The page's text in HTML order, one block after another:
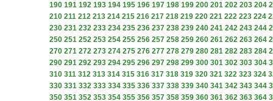
190 191 192 193 194 195 196 197 198 199 200 201 202 203 204
210 211 212 213 214 215 216 217 218 219 220 221 222 223 224
230 231 232 233 234 235 236 237 238 239 240 241 242 243 244
250 251 252 253 254 255 256 257 258 259 260 261 262 263 264
270 271 272 273 274 275 276 277 278 279 280 281 282 283 284
290 291 292 293 294 295 296 297 298 299 300 301 302 303 304
310 311 312 313 314 315 316 317 318 319 320 321 322 323 324
330 331 332 333 334 335 336 337 338 339 340 341 342 343 344
350 351 352 353 354 355 356 357 358 359 360 361 362 363 364